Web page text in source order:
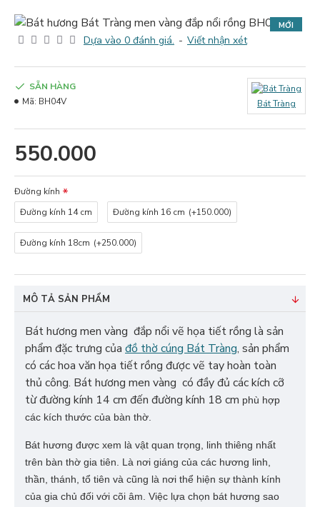
MỚI
Dựa vào 0 đánh giá. - Viết nhận xét
550.000
SẴN HÀNG
Mã: BH04V Bát Tràng
Đường kính
Đường kính 14 cm
Đường kính 16 cm (+150.000)
Đường kính 18cm (+250.000)
MÔ TẢ SẢN PHẨM
Bát hương men vàng đắp nổi vẽ họa tiết rồng là sản
phẩm đặc trưng của đồ thờ cúng Bát Tràng, sản phẩm
có các hoa văn họa tiết rồng được vẽ tay hoàn toàn
thủ công. Bát hương men vàng có đầy đủ các kích cỡ
từ đường kính 14 cm đến đường kính 18 cm phù hợp
các kích thước của bàn thờ.
Bát hương được xem là vật quan trọng, linh thiêng nhất
trên bàn thờ gia tiên. Là nơi giáng của các hương linh,
thần, thánh, tổ tiên và cũng là nơi thể hiện sự thành kính
của gia chủ đối với cõi âm. Việc lựa chọn bát hương sao